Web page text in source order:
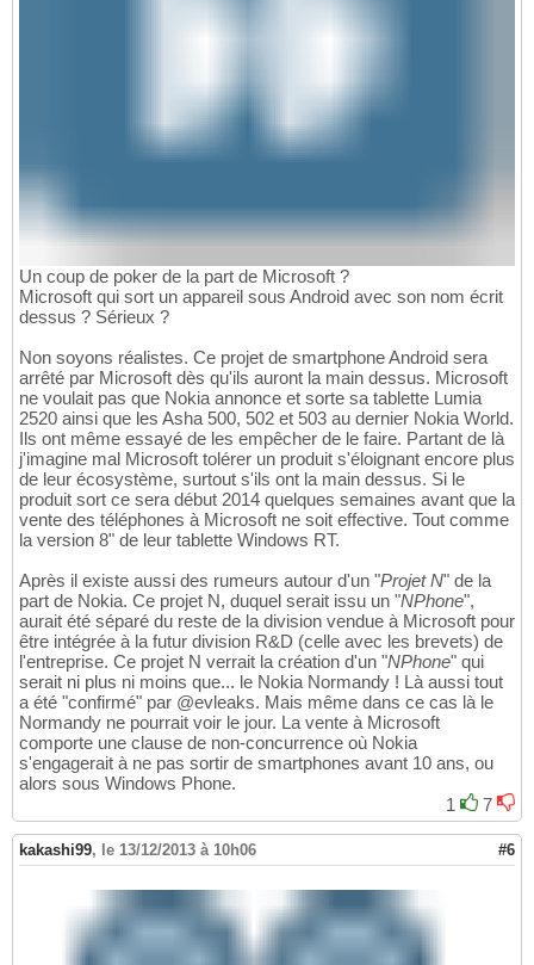
Un coup de poker de la part de Microsoft ?
Microsoft qui sort un appareil sous Android avec son nom écrit
dessus ? Sérieux ?
Non soyons réalistes. Ce projet de smartphone Android sera
arrêté par Microsoft dès qu'ils auront la main dessus. Microsoft
ne voulait pas que Nokia annonce et sorte sa tablette Lumia
2520 ainsi que les Asha 500, 502 et 503 au dernier Nokia World.
Ils ont même essayé de les empêcher de le faire. Partant de là
j'imagine mal Microsoft tolérer un produit s'éloignant encore plus
de leur écosystème, surtout s'ils ont la main dessus. Si le
produit sort ce sera début 2014 quelques semaines avant que la
vente des téléphones à Microsoft ne soit effective. Tout comme
la version 8" de leur tablette Windows RT.
Après il existe aussi des rumeurs autour d'un "Projet N" de la
part de Nokia. Ce projet N, duquel serait issu un "NPhone",
aurait été séparé du reste de la division vendue à Microsoft pour
être intégrée à la futur division R&D (celle avec les brevets) de
l'entreprise. Ce projet N verrait la création d'un "NPhone" qui
serait ni plus ni moins que... le Nokia Normandy ! Là aussi tout
a été "confirmé" par @evleaks. Mais même dans ce cas là le
Normandy ne pourrait voir le jour. La vente à Microsoft
comporte une clause de non-concurrence où Nokia
s'engagerait à ne pas sortir de smartphones avant 10 ans, ou
alors sous Windows Phone.
1
7
kakashi99, le 13/12/2013 à 10h06 #6